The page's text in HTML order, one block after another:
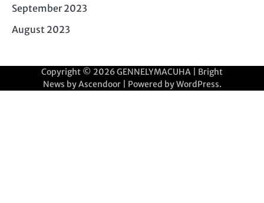
September 2023
August 2023
Copyright © 2026GENNELYMACUHA | Bright
News byAscendoor| Powered byWordPress.